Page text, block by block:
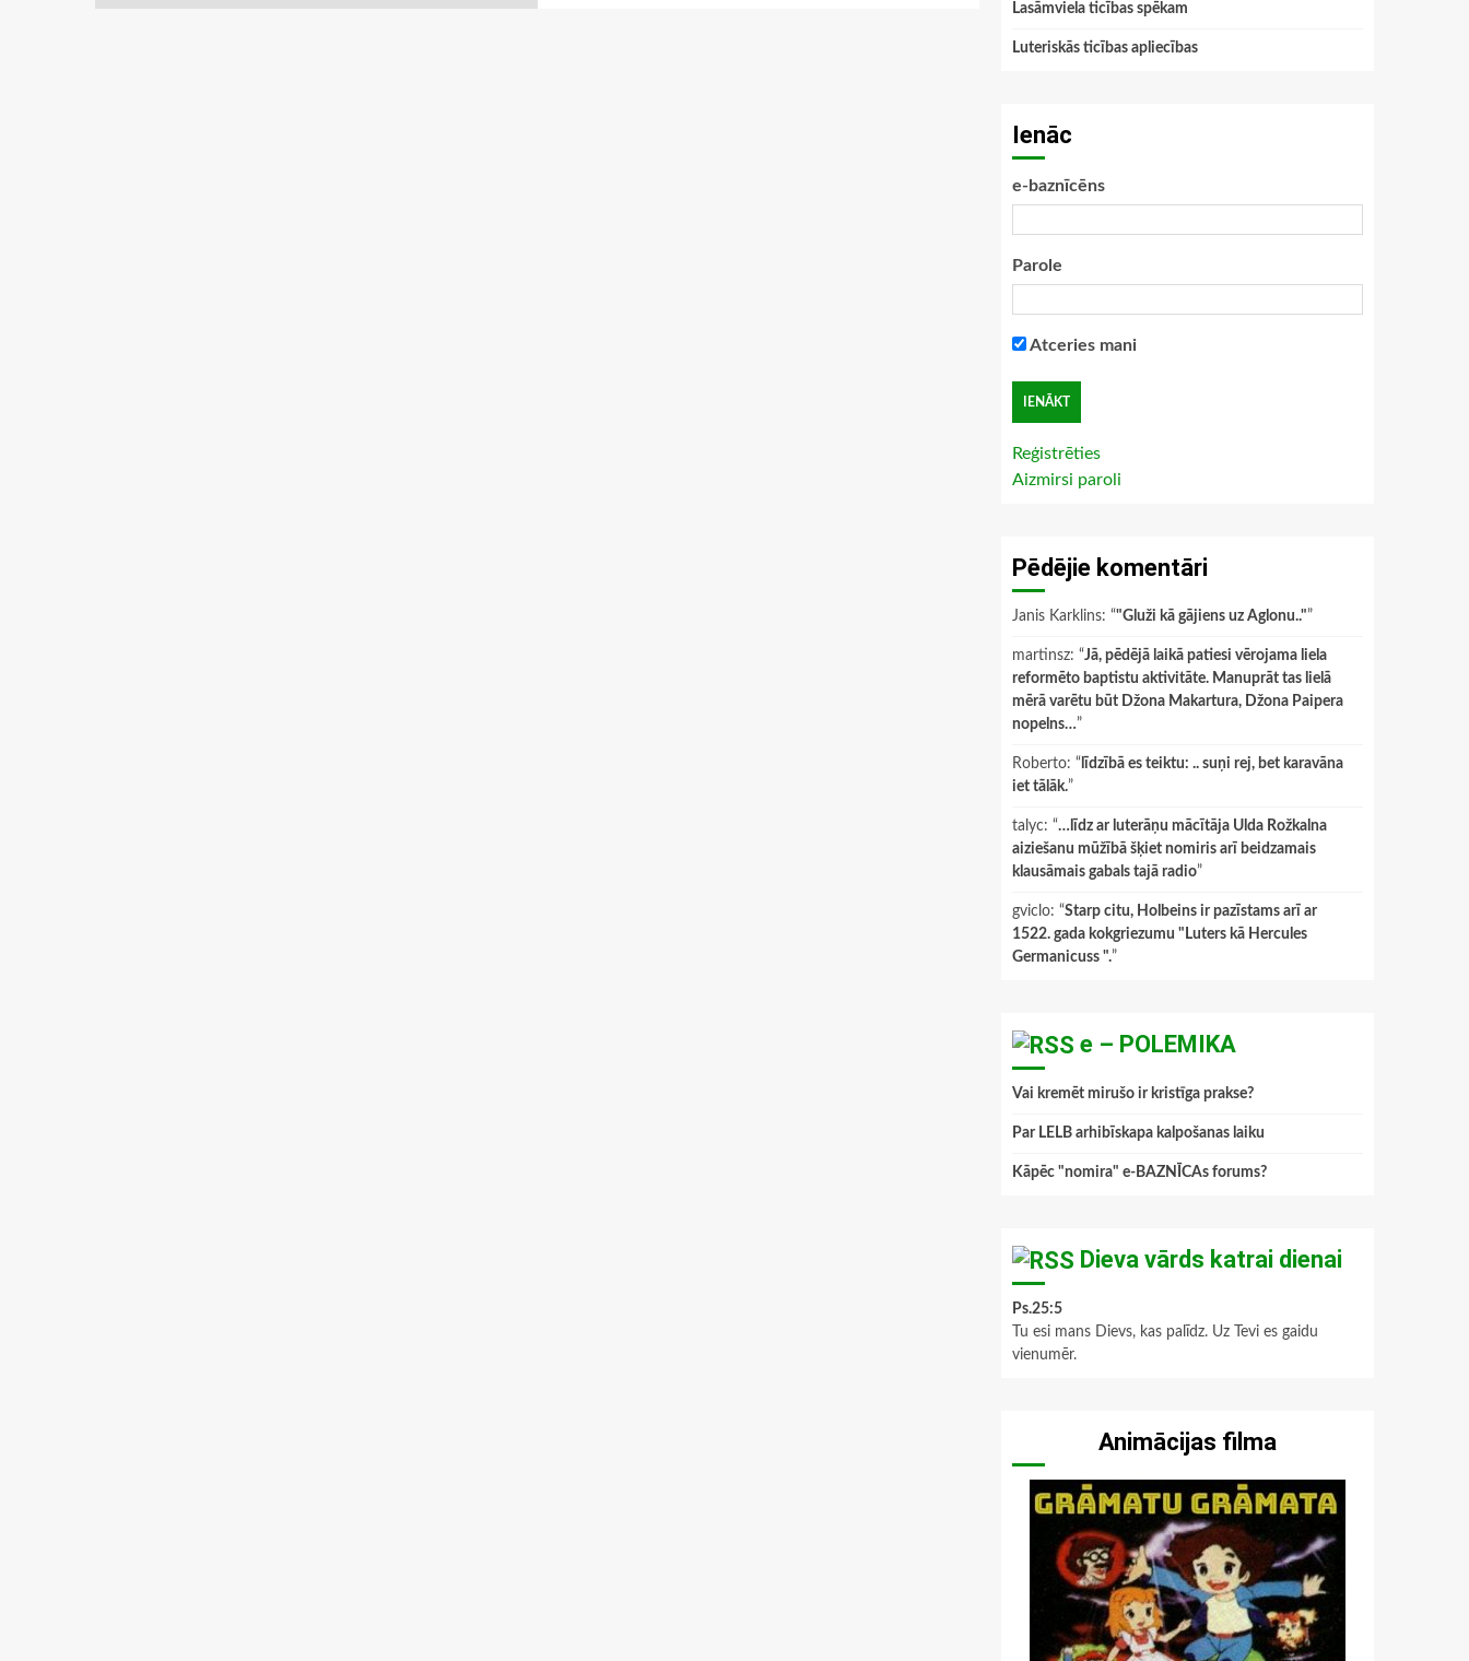
Lasāmviela ticības spēkam
Luteriskās ticības apliecības
Ienāc
e-baznīcēns
Parole
Atceries mani
Reģistrēties
Aizmirsi paroli
Pēdējie komentāri
Janis Karklins: “"Gluži kā gājiens uz Aglonu.."”
martinsz: “Jā, pēdējā laikā patiesi vērojama liela
reformēto baptistu aktivitāte. Manuprāt tas lielā
mērā varētu būt Džona Makartura, Džona Paipera
nopelns…”
Roberto: “ līdzībā es teiktu: .. suņi rej, bet karavāna
iet tālāk.”
talyc: “…līdz ar luterāņu mācītāja Ulda Rožkalna
aiziešanu mūžībā šķiet nomiris arī beidzamais
klausāmais gabals tajā radio”
gviclo: “Starp citu, Holbeins ir pazīstams arī ar
1522. gada kokgriezumu "Luters kā Hercules
Germanicuss ".”
e – POLEMIKA
Vai kremēt mirušo ir kristīga prakse?
Par LELB arhibīskapa kalpošanas laiku
Kāpēc "nomira" e-BAZNĪCAs forums?
Dieva vārds katrai dienai
Ps.25:5
Tu esi mans Dievs, kas palīdz. Uz Tevi es gaidu
vienumēr.
Animācijas filma